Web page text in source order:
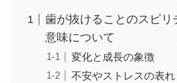
歯が抜けることのスピリ
意味について
変化と成長の象徴
不安やストレスの表れ